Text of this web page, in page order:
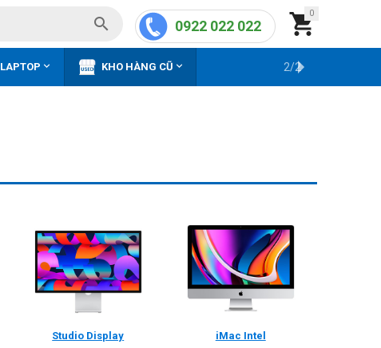
0

0922 022 022

 KHO HÀNG CŨ  2/2
Studio Display iMac Intel